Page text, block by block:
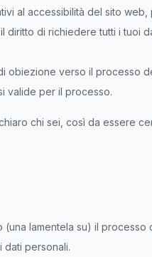
al accessibilità del sito
diritto di richiedere tutti i tuoi
obiezione verso il processo
valide per il processo.
chi sei, così da essere
lamentela su) il
dati personali.